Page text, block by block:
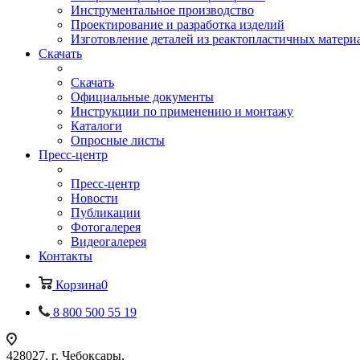
Инструментальное производство
Проектирование и разработка изделий
Изготовление деталей из реактопластичных
Скачать
Скачать
Официальные документы
Инструкции по применению и монтажу
Каталоги
Опросные листы
Пресс-центр
Пресс-центр
Новости
Публикации
Фотогалерея
Видеогалерея
Контакты
Корзина0
8 800 500 55 19
428027, г. Чебоксары,